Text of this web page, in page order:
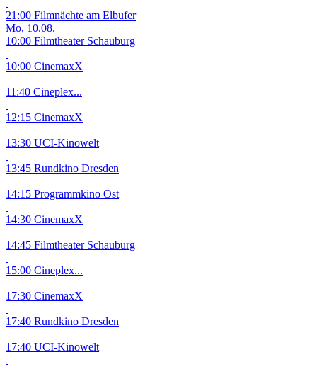
21:00 Filmnächte am Elbufer
Mo, 10.08.
10:00 Filmtheater Schauburg
10:00 CinemaxX
11:40 Cineplex...
12:15 CinemaxX
13:30 UCI-Kinowelt
13:45 Rundkino Dresden
14:15 Programmkino Ost
14:30 CinemaxX
14:45 Filmtheater Schauburg
15:00 Cineplex...
17:30 CinemaxX
17:40 Rundkino Dresden
17:40 UCI-Kinowelt